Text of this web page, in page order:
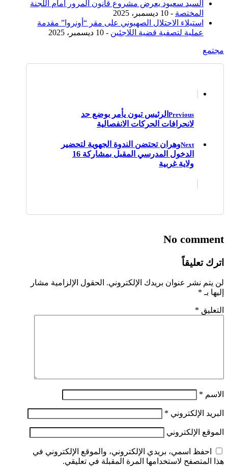
السيد سعيود يعرض مشروع قانون المرور أمام اللجنة
المختصة - 10 ديسمبر، 2025
استيلاء الاحتلال الصهيوني على مقر “أونروا” مقدمة
عملية لتصفية قضية اللاجئين - 10 ديسمبر، 2025
مجتمع
Previous الرئيس تبون يأمر بوضع حد
لانحرافات الحركات الانفصالية
Nextوهران تحتضن الندوة الجهوية لتحضير
الدخول المدرسي المقبل بمشاركة 16
ولاية غربية
No comment
اترك تعليقاً
لن يتم نشر عنوان بريدك الإلكتروني. الحقول الإلزامية مشار
إليها بـ *
التعليق *
الاسم *
البريد الإلكتروني *
الموقع الإلكتروني
احفظ اسمي، بريدي الإلكتروني، والموقع الإلكتروني في
هذا المتصفح لاستخدامها المرة المقبلة في تعليقي.